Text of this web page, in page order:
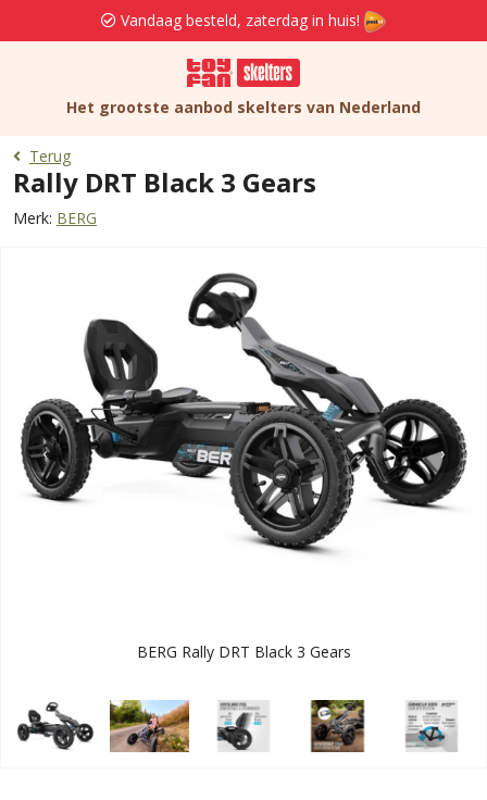
Vandaag besteld, zaterdag in huis!
Het grootste aanbod skelters van Nederland
Terug
Rally DRT Black 3 Gears
Merk: BERG
‹ ›
BERG Rally DRT Black 3 Gears